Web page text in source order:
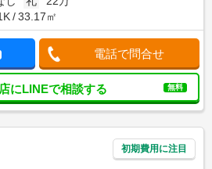
33.17㎡
電話で問合せ
にLINEで相談する 無料
初期費用に注目